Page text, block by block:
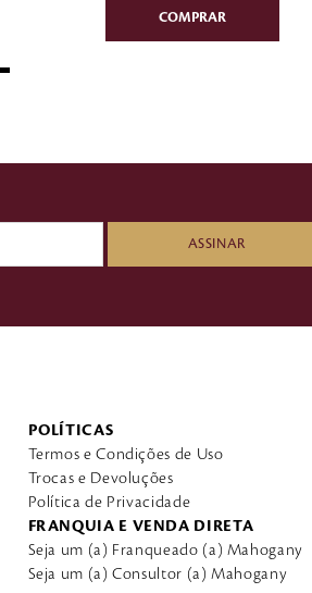
ASSINAR
POLÍTICAS
Termos e Condições de Uso
Trocas e Devoluções
Política de Privacidade
FRANQUIA E VENDA DIRETA
Seja um (a) Franqueado (a) Mahogany
Seja um (a) Consultor (a) Mahogany